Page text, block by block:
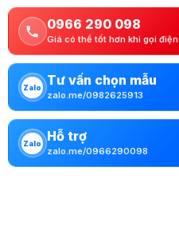
0966 290 098
Giá có thể tốt hơn khi gọi điện
Zalo Tư vấn chọn mẫu
zalo.me/0982625913
Zalo Hỗ trợ
zalo.me/0966290098